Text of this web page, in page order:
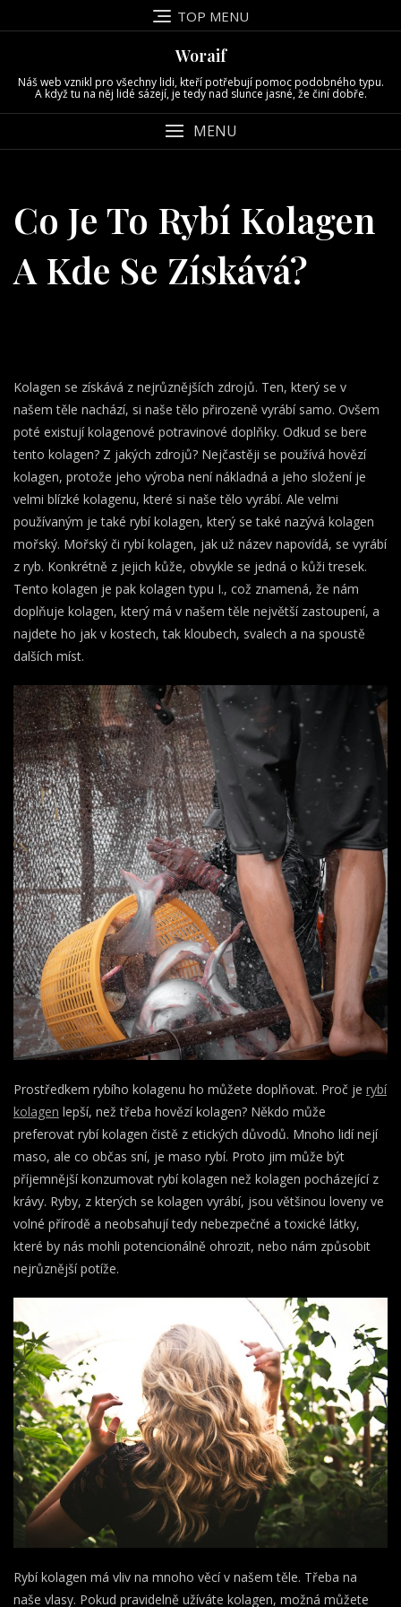
to
TOP MENU
Woraif
Náš web vznikl pro všechny lidi, kteří potřebují pomoc podobného typu.
A když tu na něj lidé sázejí, je tedy nad slunce jasné, že činí dobře.
MENU
Co Je To Rybí Kolagen
A Kde Se Získává?
Kolagen se získává z nejrůznějších zdrojů. Ten, který se v
našem těle nachází, si naše tělo přirozeně vyrábí samo. Ovšem
poté existují kolagenové potravinové doplňky. Odkud se bere
tento kolagen? Z jakých zdrojů? Nejčastěji se používá hovězí
kolagen, protože jeho výroba není nákladná a jeho složení je
velmi blízké kolagenu, které si naše tělo vyrábí. Ale velmi
používaným je také rybí kolagen, který se také nazývá kolagen
mořský. Mořský či rybí kolagen, jak už název napovídá, se vyrábí
z ryb. Konkrétně z jejich kůže, obvykle se jedná o kůži tresek.
Tento kolagen je pak kolagen typu I., což znamená, že nám
doplňuje kolagen, který má v našem těle největší zastoupení, a
najdete ho jak v kostech, tak kloubech, svalech a na spoustě
dalších míst.
Prostředkem rybího kolagenu ho můžete doplňovat. Proč je rybí
kolagen lepší, než třeba hovězí kolagen? Někdo může
preferovat rybí kolagen čistě z etických důvodů. Mnoho lidí nejí
maso, ale co občas sní, je maso rybí. Proto jim může být
příjemnější konzumovat rybí kolagen než kolagen pocházející z
krávy. Ryby, z kterých se kolagen vyrábí, jsou většinou loveny ve
volné přírodě a neobsahují tedy nebezpečné a toxické látky,
které by nás mohli potencionálně ohrozit, nebo nám způsobit
nejrůznější potíže.
Rybí kolagen má vliv na mnoho věcí v našem těle. Třeba na
naše vlasy. Pokud pravidelně užíváte kolagen, možná můžete